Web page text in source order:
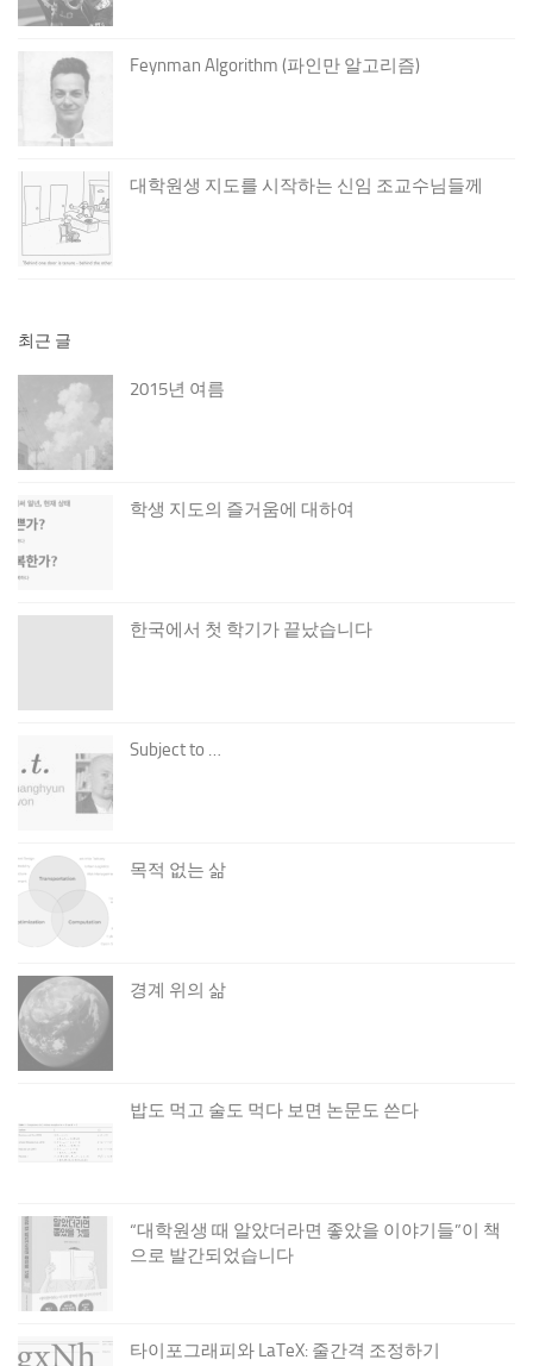
Feynman Algorithm (파인만 알고리즘)
대학원생 지도를 시작하는 신임 조교수님들께
최근 글
2015년 여름
학생 지도의 즐거움에 대하여
한국에서 첫 학기가 끝났습니다
Subject to …
목적 없는 삶
경계 위의 삶
밥도 먹고 술도 먹다 보면 논문도 쓴다
“대학원생 때 알았더라면 좋았을 이야기들”이 책
으로 발간되었습니다
타이포그래피와 LaTeX: 줄간격 조정하기